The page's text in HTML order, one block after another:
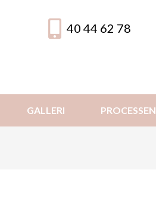
40 44 62 78
GALLERI PROCESSEN